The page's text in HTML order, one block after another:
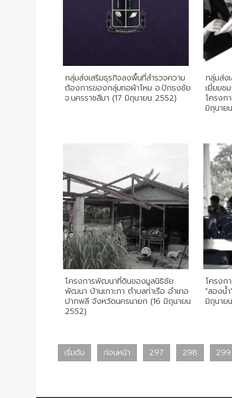
กลุ่มส่งเสริมธุรกิจลงพื้นที่สำรวจความ
ต้องการของกลุ่มทอผ้าไหม อ.ปักธงชัย
จ.นครราชสีมา (17 มิถุนายน 2552)
กลุ่มส่ง
เยี่ยมช
โครงก
มิถุนาย
โครงการพัฒนาที่ดินของมูลนิธิชัย
พัฒนา บ้านเกาะกา ตำบลท่าเรือ อำเภอ
ปากพลี จังหวัดนครนายก (16 มิถุนายน
2552)
โครงก
"สองน้ำ
มิถุนาย
เริ่มต้น ก่อนหน้า 297 298 299